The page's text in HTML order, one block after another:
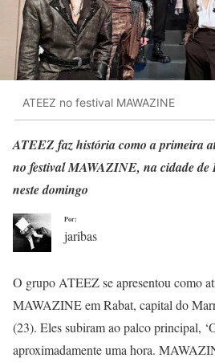
ATEEZ no festival MAWAZINE
ATEEZ faz história como a primeira
no festival MAWAZINE, na cidade de
neste domingo
Por:
jaribas
O grupo ATEEZ se apresentou como
MAWAZINE em Rabat, capital do
(23). Eles subiram ao palco principal,
aproximadamente uma hora.